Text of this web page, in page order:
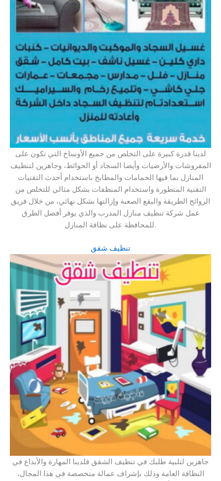
لدينا قدرة كبيرة على التخلص من جميع الأوساخ التي تكون على
المفروشات والأرضيات وأيضا السجاد أو الحوائط، وجاهزين لتنظيف
المنازل بما فيها الحمامات والمطابخ باستخدام أحدث التقنيات
التقنية المتطورة واستخدام المنظفات بشكل مثالي للتخلص من
الروائح الطريقة والبقع الصعبة وإزالتها بشكل نهائي، من خلال فريق
عمل شركة تنظيف منازل المدرب والذي يوفر أفضل الطرق
للمحافظة على نظافة المنازل.
تنظيف شقق
جاهزين لتلبية طلبك في تنظيف الشقق فلدينا المهارة والأبداع في
النظافة العامة وذلك بإشراف عمالة متخصصة في هذا المجال،